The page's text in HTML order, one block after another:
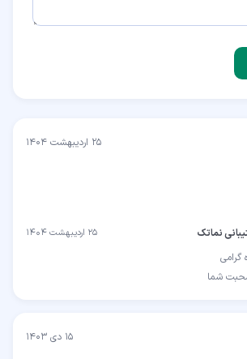
۲۵ اردیبهشت ۱۴۰۴
نماتک ۲۵ اردیبهشت ۱۴۰۴
شما
۱۵ دی ۱۴۰۳